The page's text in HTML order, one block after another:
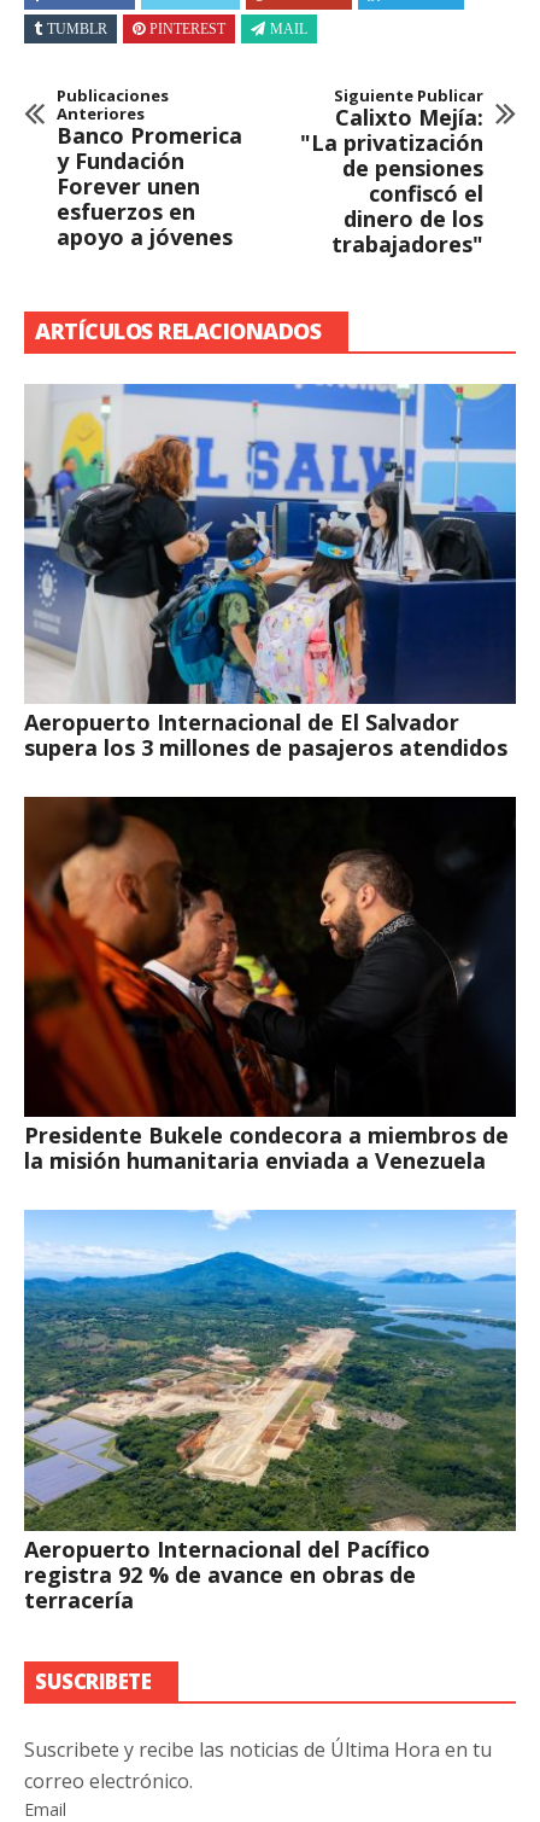
TUMBLR
PINTEREST MAIL
Publicaciones
Anteriores
Banco Promerica
y Fundación
Forever unen
esfuerzos en
apoyo a jóvenes
Siguiente Publicar
Calixto Mejía:
"La privatización
de pensiones
confiscó el
dinero de los
trabajadores"
ARTÍCULOS RELACIONADOS
Aeropuerto Internacional de El Salvador
supera los 3 millones de pasajeros atendidos
Presidente Bukele condecora a miembros de
la misión humanitaria enviada a Venezuela
Aeropuerto Internacional del Pacífico
registra 92 % de avance en obras de
terracería
SUSCRIBETE
Suscribete y recibe las noticias de Última Hora en tu
correo electrónico.
Email